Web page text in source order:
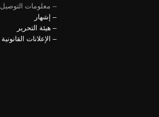
– معلومات التوصيل
– إشهار
– هيئة التحرير
– الإعلانات القانونية